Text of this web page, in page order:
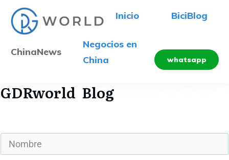
Inicio BiciBlog
ChinaNews
Negocios en
China
whatsapp
GDRworld Blog